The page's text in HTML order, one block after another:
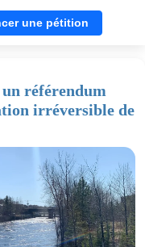
une pétition
référendum
irréversible de